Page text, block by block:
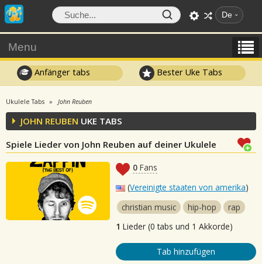
De
Menu
Anfänger tabs Bester Uke Tabs
Ukulele Tabs John Reuben
JOHN REUBEN UKE TABS
Spiele Lieder von John Reuben auf deiner Ukulele
0 Fans
(Vereinigte staaten von amerika)
christian music
hip-hop
rap
1 Lieder (0 tabs und 1 Akkorde)
Tab hinzufügen